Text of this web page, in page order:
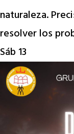
naturaleza.
resolver los
Sáb 13